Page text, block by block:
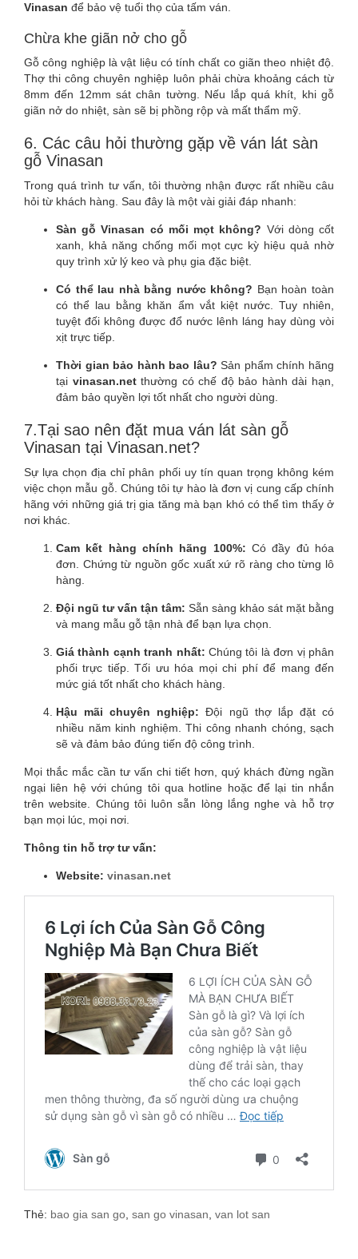
Vinasan để bảo vệ tuổi thọ của tấm ván.
Chừa khe giãn nở cho gỗ
Gỗ công nghiệp là vật liệu có tính chất co giãn theo nhiệt độ.
Thợ thi công chuyên nghiệp luôn phải chừa khoảng cách từ
8mm đến 12mm sát chân tường. Nếu lắp quá khít, khi gỗ
giãn nở do nhiệt, sàn sẽ bị phồng rộp và mất thẩm mỹ.
6. Các câu hỏi thường gặp về ván lát sàn
gỗ Vinasan
Trong quá trình tư vấn, tôi thường nhận được rất nhiều câu
hỏi từ khách hàng. Sau đây là một vài giải đáp nhanh:
Sàn gỗ Vinasan có mối mọt không? Với dòng cốt
xanh, khả năng chống mối mọt cực kỳ hiệu quả nhờ
quy trình xử lý keo và phụ gia đặc biệt.
Có thể lau nhà bằng nước không? Bạn hoàn toàn
có thể lau bằng khăn ẩm vắt kiệt nước. Tuy nhiên,
tuyệt đối không được đổ nước lênh láng hay dùng vòi
xịt trực tiếp.
Thời gian bảo hành bao lâu? Sản phẩm chính hãng
tại vinasan.netthường có chế độ bảo hành dài hạn,
đảm bảo quyền lợi tốt nhất cho người dùng.
7.Tại sao nên đặt mua ván lát sàn gỗ
Vinasan tại Vinasan.net?
Sự lựa chọn địa chỉ phân phối uy tín quan trọng không kém
việc chọn mẫu gỗ. Chúng tôi tự hào là đơn vị cung cấp chính
hãng với những giá trị gia tăng mà bạn khó có thể tìm thấy ở
nơi khác.
Cam kết hàng chính hãng 100%: Có đầy đủ hóa
đơn. Chứng từ nguồn gốc xuất xứ rõ ràng cho từng lô
hàng.
Đội ngũ tư vấn tận tâm: Sẵn sàng khảo sát mặt bằng
và mang mẫu gỗ tận nhà để bạn lựa chọn.
Giá thành cạnh tranh nhất: Chúng tôi là đơn vị phân
phối trực tiếp. Tối ưu hóa mọi chi phí để mang đến
mức giá tốt nhất cho khách hàng.
Hậu mãi chuyên nghiệp: Đội ngũ thợ lắp đặt có
nhiều năm kinh nghiệm. Thi công nhanh chóng, sạch
sẽ và đảm bảo đúng tiến độ công trình.
Mọi thắc mắc cần tư vấn chi tiết hơn, quý khách đừng ngần
ngại liên hệ với chúng tôi qua hotline hoặc để lại tin nhắn
trên website. Chúng tôi luôn sẵn lòng lắng nghe và hỗ trợ
bạn mọi lúc, mọi nơi.
Thông tin hỗ trợ tư vấn:
Website: vinasan.net
Thẻ: bao gia san go, san go vinasan, van lot san